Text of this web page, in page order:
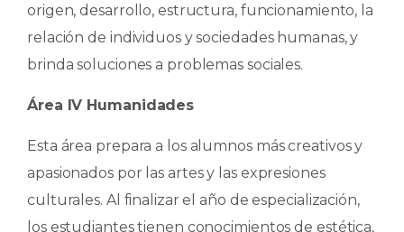
origen, desarrollo, estructura, funcionamiento, la
relación de individuos y sociedades humanas, y
brinda soluciones a problemas sociales.
Área IV Humanidades
Esta área prepara a los alumnos más creativos y
apasionados por las artes y las expresiones
culturales. Al finalizar el año de especialización,
los estudiantes tienen conocimientos de estética,